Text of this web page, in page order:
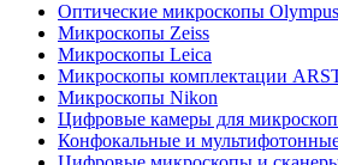
Оптические микроскопы Olympus
Микроскопы Zeiss
Микроскопы Leica
Микроскопы комплектации
Микроскопы Nikon
Цифровые камеры для
Конфокальные и